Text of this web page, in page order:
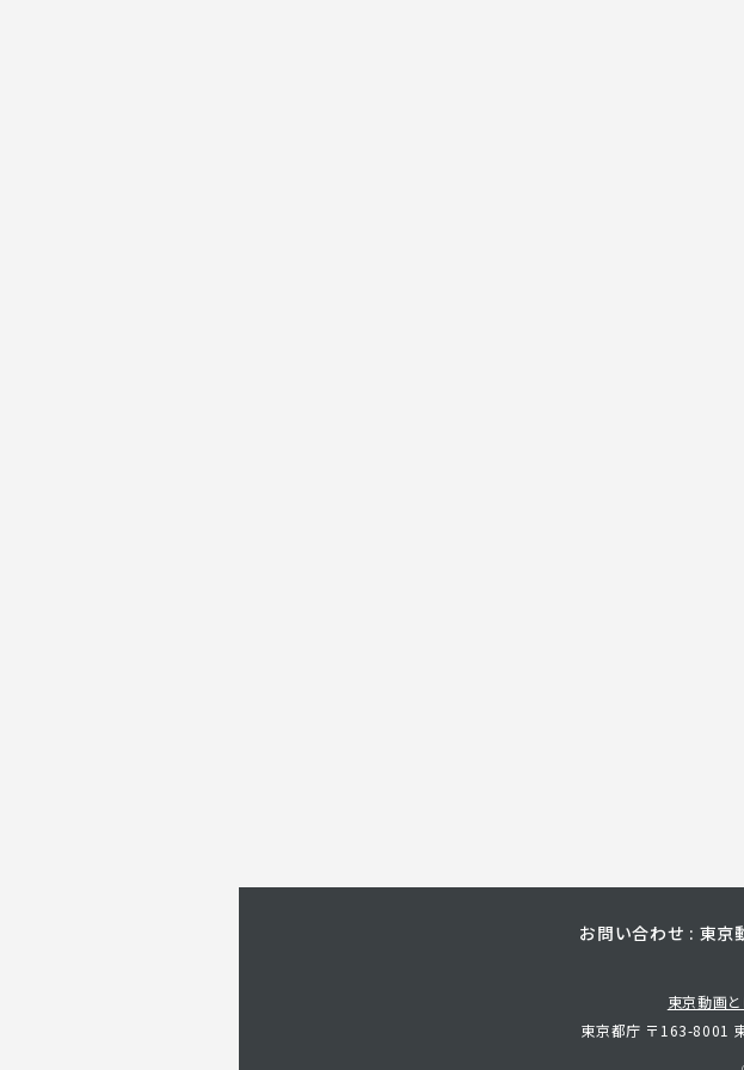
お問い合わせ : 東京
東京動画
東京都庁 〒163-8001